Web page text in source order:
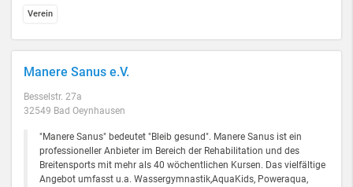
Verein
Manere Sanus e.V.
Besselstr. 27a
32549 Bad Oeynhausen
"Manere Sanus" bedeutet "Bleib gesund". Manere Sanus ist ein
professioneller Anbieter im Bereich der Rehabilitation und des
Breitensports mit mehr als 40 wöchentlichen Kursen. Das vielfältige
Angebot umfasst u.a. Wassergymnastik,AquaKids, Poweraqua,